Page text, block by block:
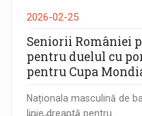
2026-02-25
Seniorii României
pentru duelul cu
pentru Cupa
Naționala masculină de
linie dreaptă pentru...